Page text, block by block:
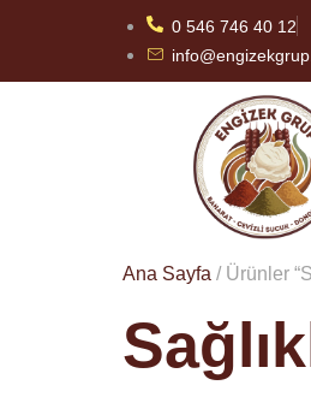
0 546 746 40 12
Ana Sayfa / Ürünler